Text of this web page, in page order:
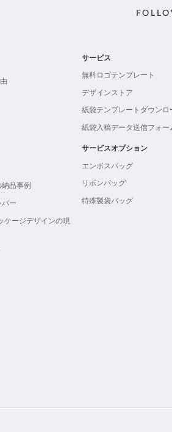
品事例
ー
ケージデザインの現
サービス
無料ロゴテンプレート
デザインストア
紙袋テンプレートダウンロ
紙袋入稿データ送信フォー
サービスオプション
エンボスバッグ
リボンバッグ
特殊製袋バッグ